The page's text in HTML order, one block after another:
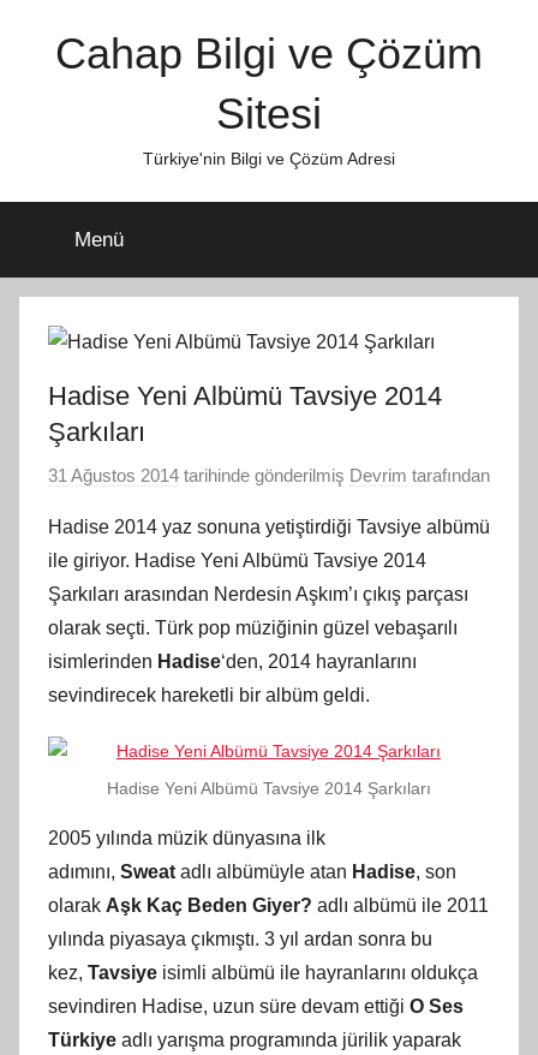
Cahap Bilgi ve Çözüm
Sitesi
Türkiye'nin Bilgi ve Çözüm Adresi
Menü
Hadise Yeni Albümü Tavsiye 2014
Şarkıları
31 Ağustos 2014 tarihinde gönderilmiş Devrim tarafından
Hadise 2014 yaz sonuna yetiştirdiği Tavsiye albümü
ile giriyor. Hadise Yeni Albümü Tavsiye 2014
Şarkıları arasından Nerdesin Aşkım’ı çıkış parçası
olarak seçti. Türk pop müziğinin güzel vebaşarılı
isimlerinden Hadise‘den, 2014 hayranlarını
sevindirecek hareketli bir albüm geldi.
Hadise Yeni Albümü Tavsiye 2014 Şarkıları
2005 yılında müzik dünyasına ilk
adımını, Sweat adlı albümüyle atan Hadise, son
olarak Aşk Kaç Beden Giyer? adlı albümü ile 2011
yılında piyasaya çıkmıştı. 3 yıl ardan sonra bu
kez, Tavsiye isimli albümü ile hayranlarını oldukça
sevindiren Hadise, uzun süre devam ettiği O Ses
Türkiye adlı yarışma programında jürilik yaparak